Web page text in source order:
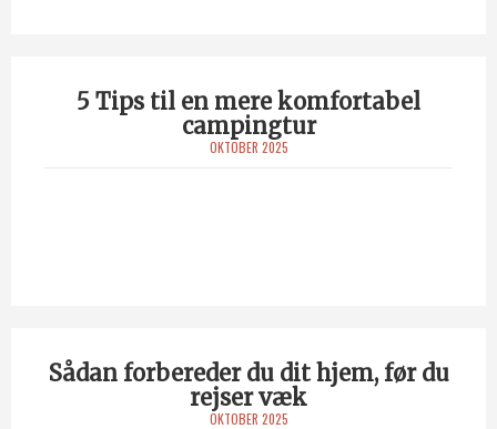
5 Tips til en mere komfortabel
campingtur
OKTOBER 2025
Sådan forbereder du dit hjem, før du
rejser væk
OKTOBER 2025